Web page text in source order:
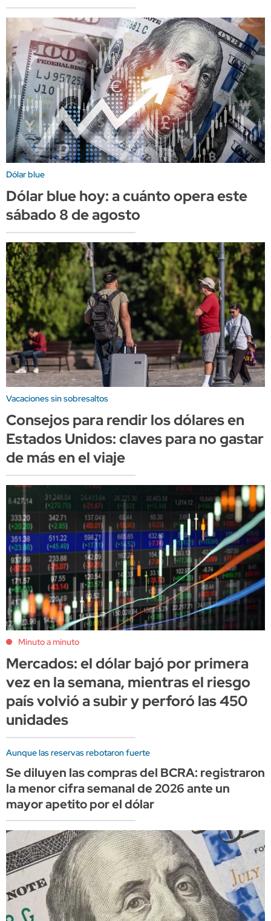
Dólar blue
Dólar blue hoy: a cuánto opera este
sábado 8 de agosto
Vacaciones sin sobresaltos
Consejos para rendir los dólares en
Estados Unidos: claves para no gastar
de más en el viaje
Minuto a minuto
Mercados: el dólar bajó por primera
vez en la semana, mientras el riesgo
país volvió a subir y perforó las 450
unidades
Aunque las reservas rebotaron fuerte
Se diluyen las compras del BCRA: registraron
la menor cifra semanal de 2026 ante un
mayor apetito por el dólar